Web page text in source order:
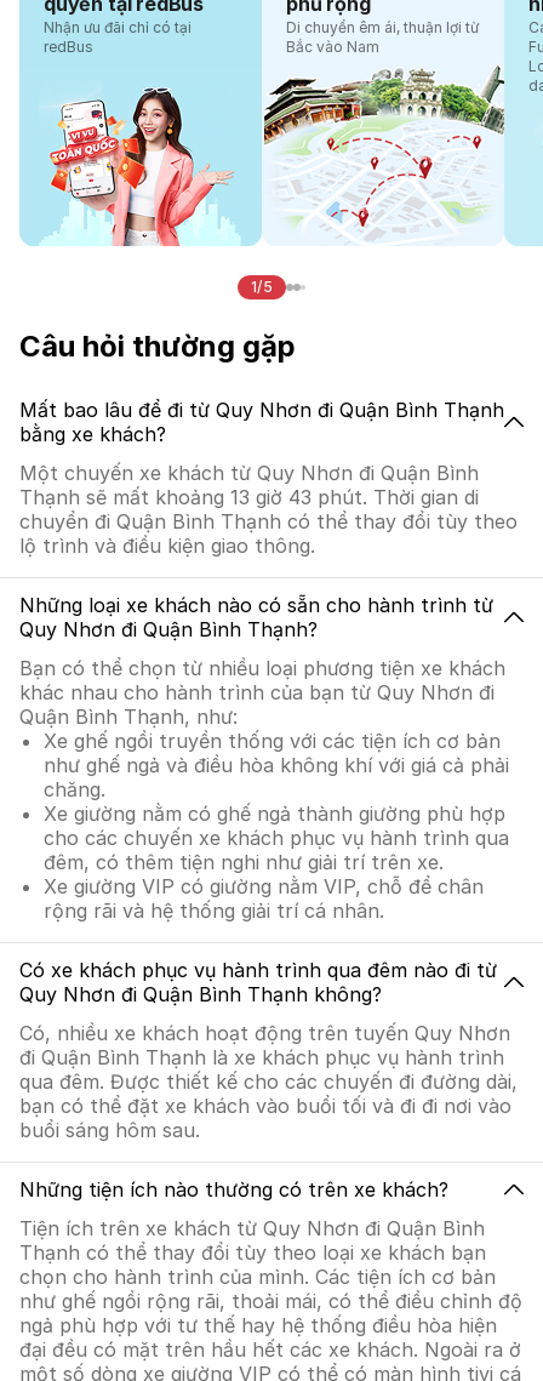
Nhận ưu đãi chỉ có tại
redBus
Di chuyển êm ái, thuận lợi từ
Bắc vào Nam
1/5
Câu hỏi thường gặp
Mất bao lâu để đi từ Quy Nhơn đi Quận Bình Thạnh
bằng xe khách?
Một chuyến xe khách từ Quy Nhơn đi Quận Bình
Thạnh sẽ mất khoảng 13 giờ 43 phút. Thời gian di
chuyển đi Quận Bình Thạnh có thể thay đổi tùy theo
lộ trình và điều kiện giao thông.
Những loại xe khách nào có sẵn cho hành trình từ
Quy Nhơn đi Quận Bình Thạnh?
Bạn có thể chọn từ nhiều loại phương tiện xe khách
khác nhau cho hành trình của bạn từ Quy Nhơn đi
Quận Bình Thạnh, như:
Xe ghế ngồi truyền thống với các tiện ích cơ bản
như ghế ngả và điều hòa không khí với giá cả phải
chăng.
Xe giường nằm có ghế ngả thành giường phù hợp
cho các chuyến xe khách phục vụ hành trình qua
đêm, có thêm tiện nghi như giải trí trên xe.
Xe giường VIP có giường nằm VIP, chỗ để chân
rộng rãi và hệ thống giải trí cá nhân.
Có xe khách phục vụ hành trình qua đêm nào đi từ
Quy Nhơn đi Quận Bình Thạnh không?
Có, nhiều xe khách hoạt động trên tuyến Quy Nhơn
đi Quận Bình Thạnh là xe khách phục vụ hành trình
qua đêm. Được thiết kế cho các chuyến đi đường dài,
bạn có thể đặt xe khách vào buổi tối và đi đi nơi vào
buổi sáng hôm sau.
Những tiện ích nào thường có trên xe khách?
Tiện ích trên xe khách từ Quy Nhơn đi Quận Bình
Thạnh có thể thay đổi tùy theo loại xe khách bạn
chọn cho hành trình của mình. Các tiện ích cơ bản
như ghế ngồi rộng rãi, thoải mái, có thể điều chỉnh độ
ngả phù hợp với tư thế hay hệ thống điều hòa hiện
đại đều có mặt trên hầu hết các xe khách. Ngoài ra ở
một số dòng xe giường VIP có thể có màn hình tivi cá